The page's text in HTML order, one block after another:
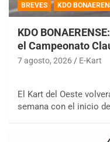
BREVES KDO
KDO
el Campeonato
7 agosto, 2026 E-Kart
El Kart del Oeste
semana con el inicio